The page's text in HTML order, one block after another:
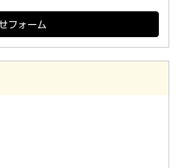
フォーム